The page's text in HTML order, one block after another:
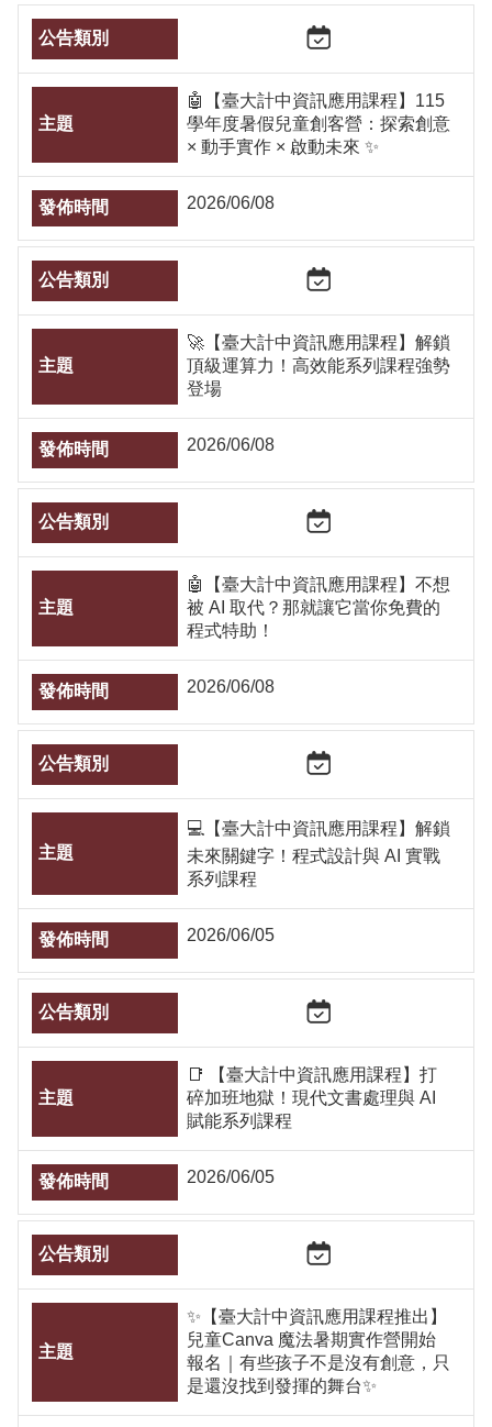
🤖【臺大計中資訊應用課程】115
學年度暑假兒童創客營：探索創意
× 動手實作 × 啟動未來 ✨
2026/06/08
🚀【臺大計中資訊應用課程】解鎖
頂級運算力！高效能系列課程強勢
登場
2026/06/08
🤖【臺大計中資訊應用課程】不想
被 AI 取代？那就讓它當你免費的
程式特助！
2026/06/08
💻【臺大計中資訊應用課程】解鎖
未來關鍵字！程式設計與 AI 實戰
系列課程
2026/06/05
📑 【臺大計中資訊應用課程】打
碎加班地獄！現代文書處理與 AI
賦能系列課程
2026/06/05
✨【臺大計中資訊應用課程推出】
兒童Canva 魔法暑期實作營開始
報名｜有些孩子不是沒有創意，只
是還沒找到發揮的舞台✨